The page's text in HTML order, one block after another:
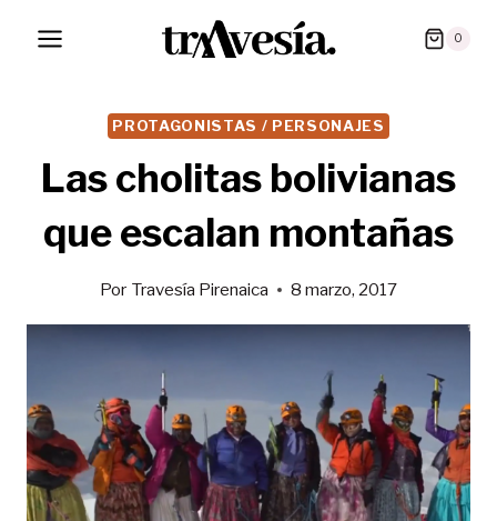
0
PROTAGONISTAS / PERSONAJES
Las cholitas bolivianas
que escalan montañas
Por Travesía Pirenaica 8 marzo, 2017